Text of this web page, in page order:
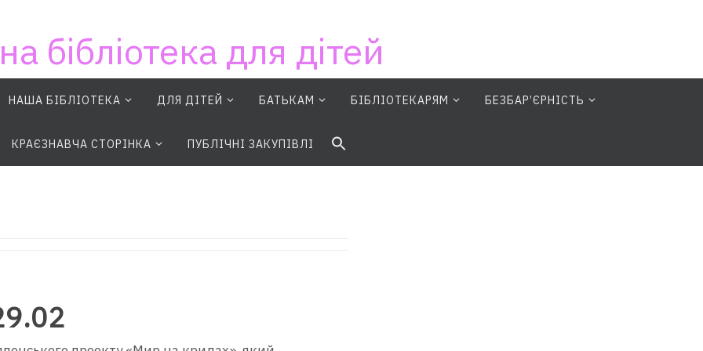
бібліотека для дітей
НАША БІБЛІОТЕКА ДЛЯ ДІТЕЙ БАТЬКАМ БІБЛІОТЕКАРЯМ БЕЗБАР’ЄРНІСТЬ
КРАЄЗНАВЧА СТОРІНКА ПУБЛІЧНІ ЗАКУПІВЛІ